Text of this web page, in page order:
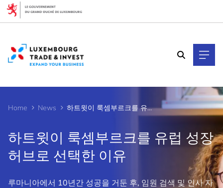
Home News 하트윗이 룩셈부르크를 유럽 성장 허브로 선택한 이유
하트윗이 룩셈부르크를 유럽 성장
허브로 선택한 이유
루마니아에서 10년간 성공을 거둔 후, 임원 검색 및 인사 자
Cookies management panel